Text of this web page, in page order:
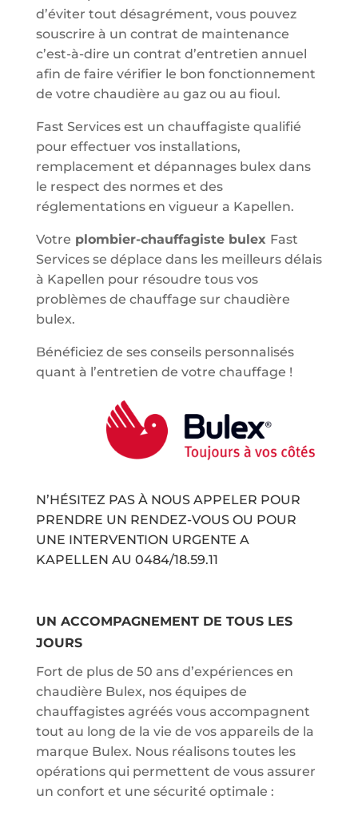
d’éviter tout désagrément, vous pouvez
souscrire à un contrat de maintenance
c’est-à-dire un contrat d’entretien annuel
afin de faire vérifier le bon fonctionnement
de votre chaudière au gaz ou au fioul.
Fast Services est un chauffagiste qualifié
pour effectuer vos installations,
remplacement et dépannages bulex dans
le respect des normes et des
réglementations en vigueur a Kapellen.
Votre plombier-chauffagiste bulex Fast
Services se déplace dans les meilleurs délais
à Kapellen pour résoudre tous vos
problèmes de chauffage sur chaudière
bulex.
Bénéficiez de ses conseils personnalisés
quant à l’entretien de votre chauffage !
N’HÉSITEZ PAS À NOUS APPELER POUR
PRENDRE UN RENDEZ-VOUS OU POUR
UNE INTERVENTION URGENTE A
KAPELLEN AU 0484/18.59.11
UN ACCOMPAGNEMENT DE TOUS LES
JOURS
Fort de plus de 50 ans d’expériences en
chaudière Bulex, nos équipes de
chauffagistes agréés vous accompagnent
tout au long de la vie de vos appareils de la
marque Bulex. Nous réalisons toutes les
opérations qui permettent de vous assurer
un confort et une sécurité optimale :